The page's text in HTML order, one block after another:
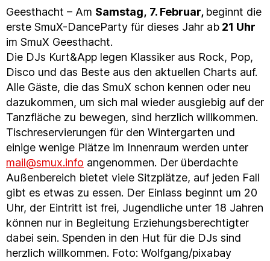
Geesthacht – Am Samstag, 7. Februar, beginnt die
erste SmuX-DanceParty für dieses Jahr ab 21 Uhr
im SmuX Geesthacht.
Die DJs Kurt&App legen Klassiker aus Rock, Pop,
Disco und das Beste aus den aktuellen Charts auf.
Alle Gäste, die das SmuX schon kennen oder neu
dazukommen, um sich mal wieder ausgiebig auf der
Tanzfläche zu bewegen, sind herzlich willkommen.
Tischreservierungen für den Wintergarten und
einige wenige Plätze im Innenraum werden unter
mail@smux.info angenommen. Der überdachte
Außenbereich bietet viele Sitzplätze, auf jeden Fall
gibt es etwas zu essen. Der Einlass beginnt um 20
Uhr, der Eintritt ist frei, Jugendliche unter 18 Jahren
können nur in Begleitung Erziehungsberechtigter
dabei sein. Spenden in den Hut für die DJs sind
herzlich willkommen. Foto: Wolfgang/pixabay